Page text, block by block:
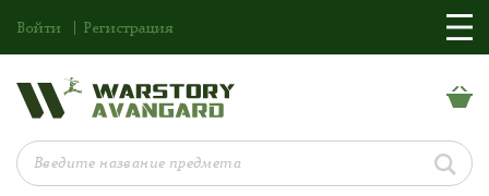
Войти Регистрация